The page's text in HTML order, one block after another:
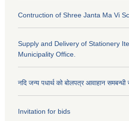
Contruction of Shree Janta Ma Vi
Supply and Delivery of Stationery
Municipality Office.
नदि जन्य पधार्थ को बोलपत्र आवाहान
Invitation for bids